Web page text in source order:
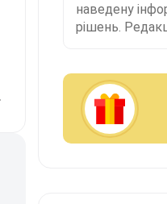
наведену
рішень.